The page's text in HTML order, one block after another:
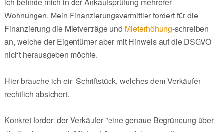
Wohnungen. Mein Finanzierungsvermittler fordert für die
Finanzierung die Mietverträge und Mieterhöhung-schreiben
an, welche der Eigentümer aber mit Hinweis auf die DSGVO
nicht herausgeben möchte.
Hier brauche ich ein Schriftstück, welches dem Verkäufer
rechtlich absichert.
Konkret fordert der Verkäufer "eine genaue Begründung über